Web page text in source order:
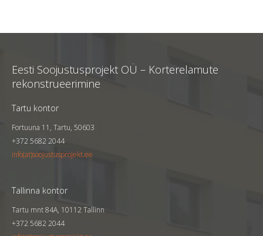
Kortereid
60
Eesti Soojustusprojekt OÜ – Korterelamute
rekonstrueerimine
Tartu kontor
Fortuuna 11, Tartu, 50603
+372 5682 2044
info(at)soojustusprojekt.ee
Tallinna kontor
Tartu mnt 84A, 10112 Tallinn
+372 5682 2044